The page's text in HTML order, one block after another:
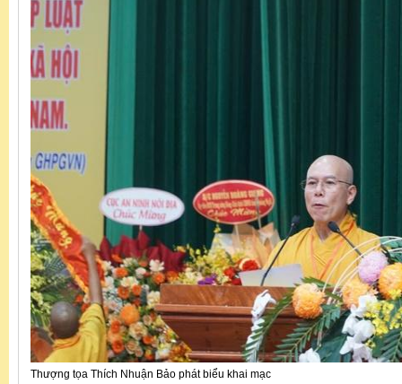
Thượng tọa Thích Nhuận Bảo phát biểu khai mạc